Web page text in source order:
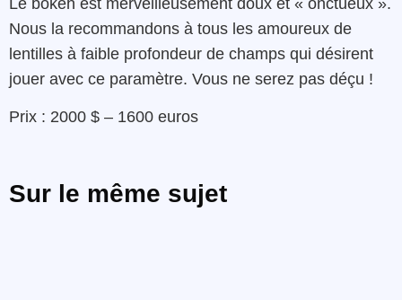
Le bokeh est merveilleusement doux et « onctueux ».
Nous la recommandons à tous les amoureux de
lentilles à faible profondeur de champs qui désirent
jouer avec ce paramètre. Vous ne serez pas déçu !
Prix : 2000 $ – 1600 euros
Sur le même sujet